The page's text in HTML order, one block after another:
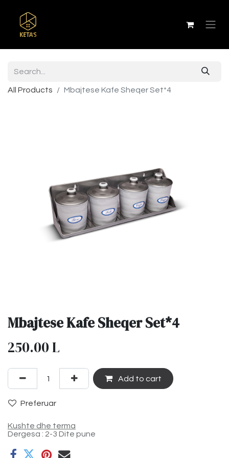
All Products Mbajtese Kafe Sheqer Set*4
Mbajtese Kafe Sheqer Set*4
250.00L
Add to cart
Preferuar
Kushte dhe terma
Dergesa : 2-3 Dite pune